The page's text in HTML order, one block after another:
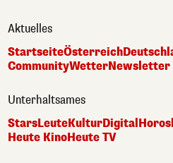
Aktuelles
StartseiteÖsterreich
CommunityWetterNewsletter
Unterhaltsames
StarsLeuteKulturDigital
Heute KinoHeute TV